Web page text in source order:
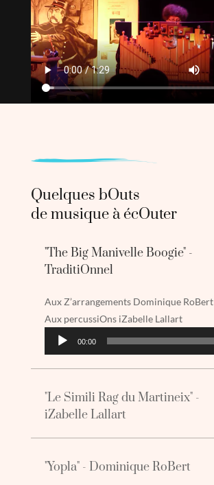
Quelques bOuts
de musique à écOuter
"The Big Manivelle Boogie" -
TraditiOnnel
Aux Z’arrangements Dominique RoBert
Aux percussiOns iZabelle Lallart
Lecteur
audio
00:00
"Le Simili Rag du Martineix" -
iZabelle Lallart
"Yopla" - Dominique RoBert